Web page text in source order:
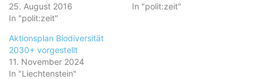
25. August 2016
In "polit:zeit"
In "polit:zeit"
Aktionsplan Biodiversität
2030+ vorgestellt
11. November 2024
In "Liechtenstein"